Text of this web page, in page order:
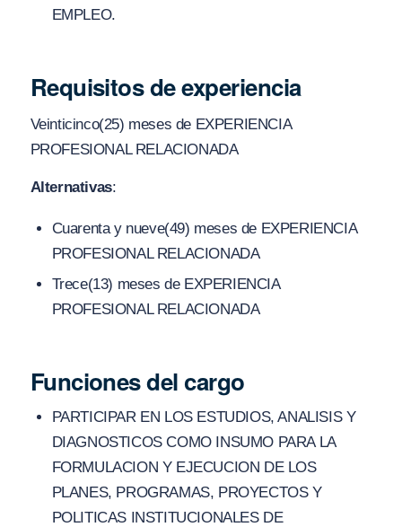
EMPLEO.
Requisitos de experiencia
Veinticinco(25) meses de EXPERIENCIA
PROFESIONAL RELACIONADA
Alternativas:
Cuarenta y nueve(49) meses de EXPERIENCIA
PROFESIONAL RELACIONADA
Trece(13) meses de EXPERIENCIA
PROFESIONAL RELACIONADA
Funciones del cargo
PARTICIPAR EN LOS ESTUDIOS, ANALISIS Y
DIAGNOSTICOS COMO INSUMO PARA LA
FORMULACION Y EJECUCION DE LOS
PLANES, PROGRAMAS, PROYECTOS Y
POLITICAS INSTITUCIONALES DE